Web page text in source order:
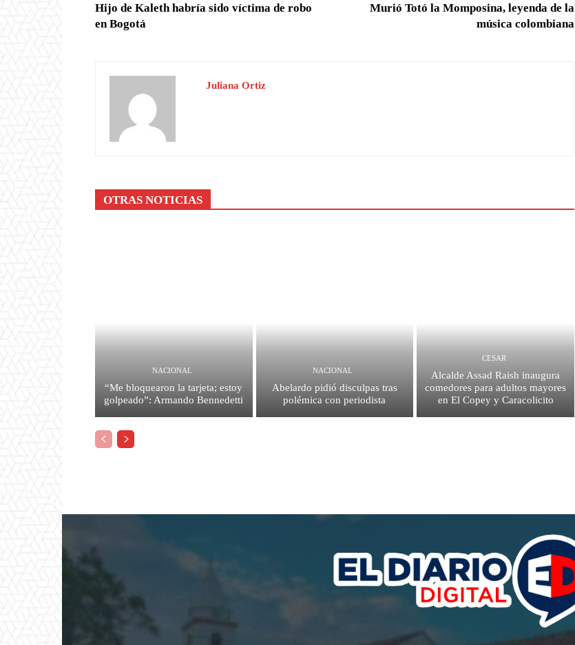
Hijo de Kaleth habría sido víctima de robo
en Bogotá
Murió Totó la Momposina, leyenda de la
música colombiana
Juliana Ortiz
OTRAS NOTICIAS
NACIONAL
“Me bloquearon la tarjeta; estoy
golpeado”: Armando Bennedetti
NACIONAL
Abelardo pidió disculpas tras
polémica con periodista
CESAR
Alcalde Assad Raish inaugura
comedores para adultos mayores
en El Copey y Caracolicito